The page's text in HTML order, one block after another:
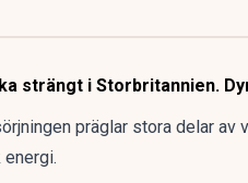
strängt i Storbritannien.
präglar stora delar av
energi.